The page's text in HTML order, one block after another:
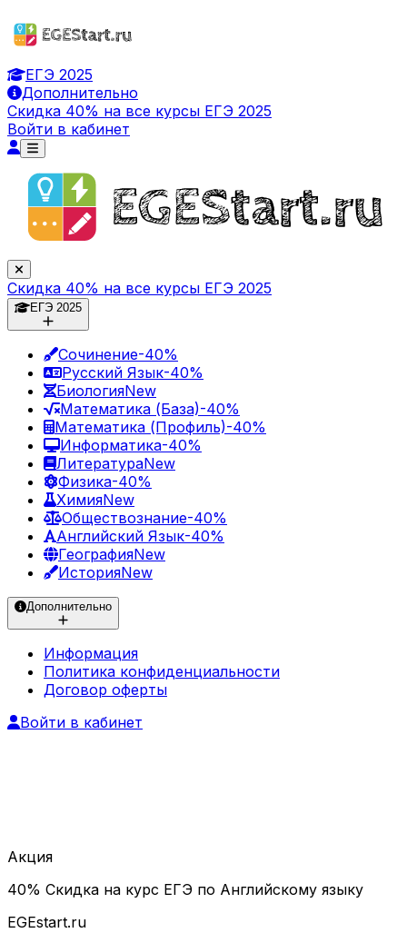
ЕГЭ 2025
Дополнительно
Скидка 40% на все курсы ЕГЭ 2025
Войти в кабинет
Скидка 40% на все курсы ЕГЭ 2025
ЕГЭ 2025
Сочинение-40%
Русский Язык-40%
БиологияNew
Математика (База)-40%
Математика (Профиль)-40%
Информатика-40%
ЛитератураNew
Физика-40%
ХимияNew
Обществознание-40%
Английский Язык-40%
ГеографияNew
ИсторияNew
Дополнительно
Информация
Политика конфиденциальности
Договор оферты
Войти в кабинет
Акция
40% Скидка на курс ЕГЭ по Английскому языку
EGEstart.ru